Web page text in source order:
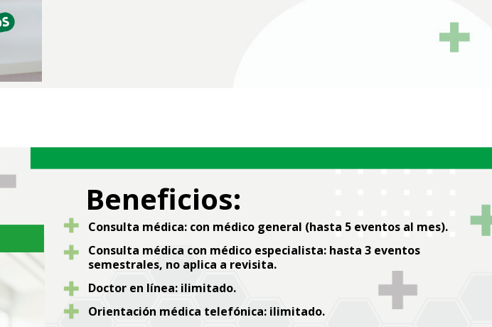
Consulta médica con médico especialista: hasta 3 eventos
semestrales, no aplica a revisita.
Beneficios:
Consulta médica: con médico general (hasta 5 eventos al mes).
Doctor en línea: ilimitado.
Orientación médica telefónica: ilimitado.